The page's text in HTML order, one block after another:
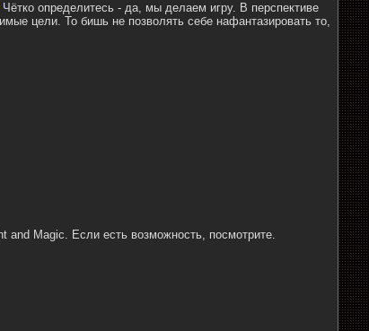
Чётко определитесь - да, мы делаем игру. В перспективе
цели. То бишь не позволять себе нафантазировать то,
and Magic. Если есть возможность, посмотрите.